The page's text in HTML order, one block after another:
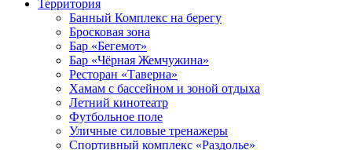
Территория
Банный Комплекс на берегу
Бросковая зона
Бар «Бегемот»
Бар «Чёрная Жемчужина»
Ресторан «Таверна»
Хамам с бассейном и зоной отдыха
Летний кинотеатр
Футбольное поле
Уличные силовые тренажеры
Спортивный комплекс «Раздолье»